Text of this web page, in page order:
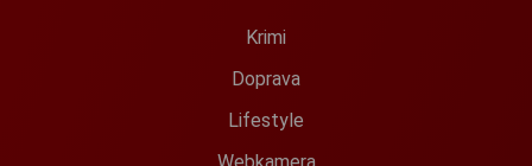
Krimi
Doprava
Lifestyle